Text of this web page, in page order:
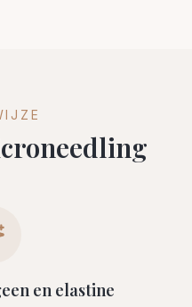
en elastine